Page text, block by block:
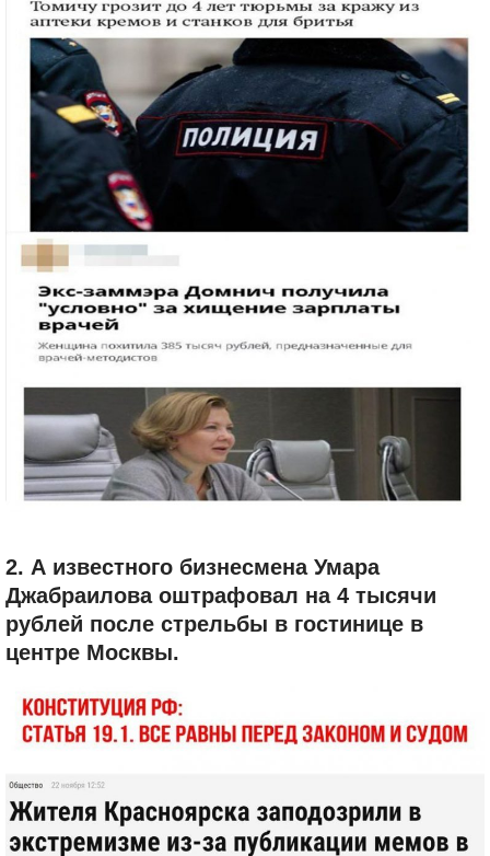
2. А известного бизнесмена Умара
Джабраилова оштрафовал на 4 тысячи
рублей после стрельбы в гостинице в
центре Москвы.